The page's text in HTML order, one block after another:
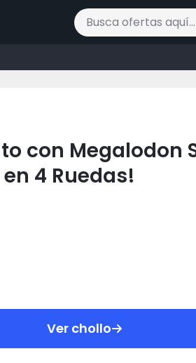
Buscar ofertas
con Megalodon
4 Ruedas!
Ver chollo